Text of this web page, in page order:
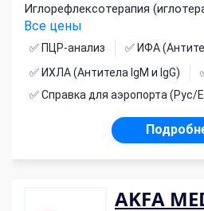
Иглорефлексотерапия
Все цены
✅ ПЦР-анализ
✅ ИФА
✅ ИХЛА (Антитела IgM и IgG)
✅ Справка для аэропорта (Рус/
AKFA